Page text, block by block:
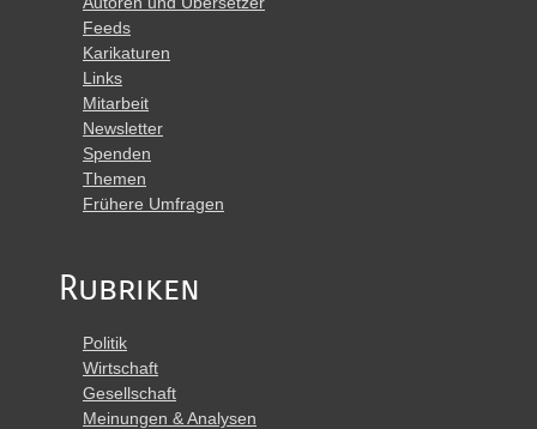
Feeds
Karikaturen
Links
Mitarbeit
Newsletter
Spenden
Themen
Frühere Umfragen
Rubriken
Politik
Wirtschaft
Gesellschaft
Meinungen & Analysen